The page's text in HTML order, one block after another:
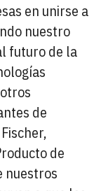
en unirse a
nuestro
futuro de la
de
de
nuestros